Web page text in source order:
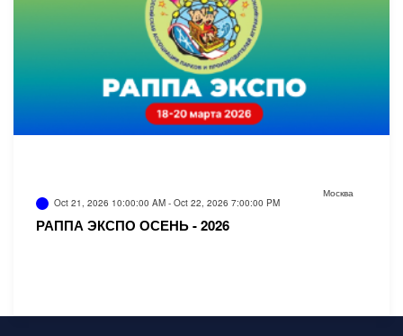
Oct 21, 2026 10:00:00 AM - Oct 22, 2026 7:00:00 PM
Москва
РАППА ЭКСПО ОСЕНЬ - 2026